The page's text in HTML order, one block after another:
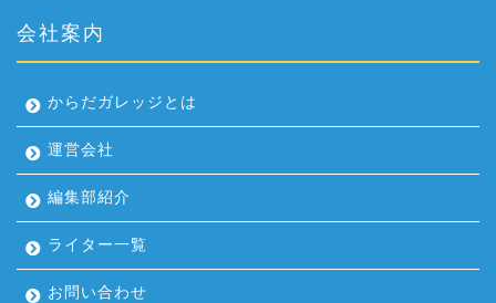
会社案内
からだガレッジとは
運営会社
編集部紹介
ライター一覧
お問い合わせ